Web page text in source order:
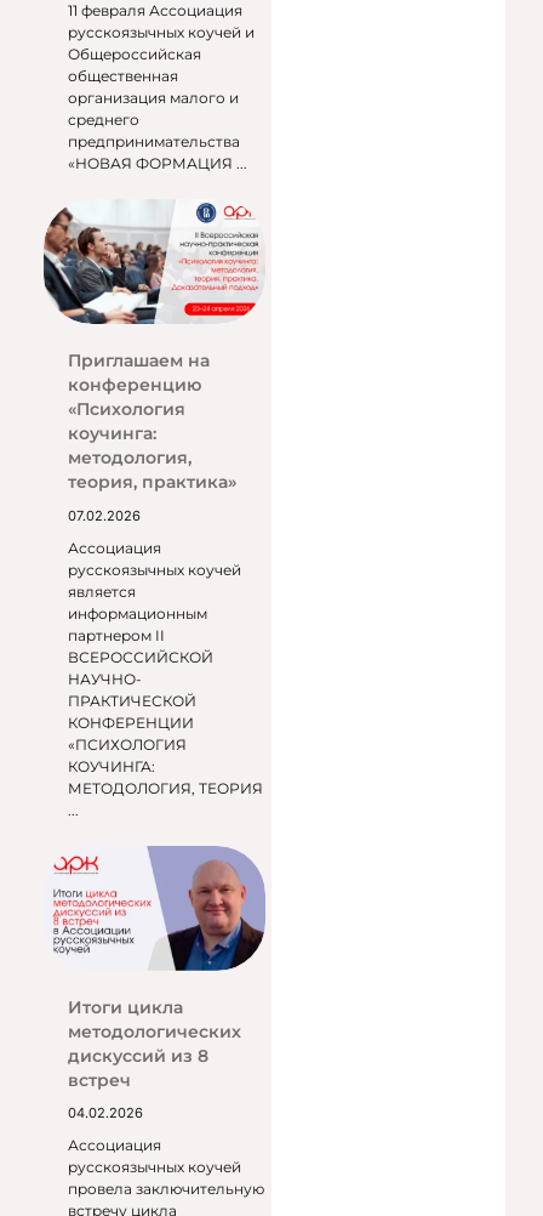
11 февраля Ассоциация
русскоязычных коучей и
Общероссийская
общественная
организация малого и
среднего
предпринимательства
«НОВАЯ ФОРМАЦИЯ ...
Приглашаем на
конференцию
«Психология
коучинга:
методология,
теория, практика»
07.02.2026
Ассоциация
русскоязычных коучей
является
информационным
партнером II
ВСЕРОССИЙСКОЙ
НАУЧНО-
ПРАКТИЧЕСКОЙ
КОНФЕРЕНЦИИ
«ПСИХОЛОГИЯ
КОУЧИНГА:
МЕТОДОЛОГИЯ, ТЕОРИЯ
...
Итоги цикла
методологических
дискуссий из 8
встреч
04.02.2026
Ассоциация
русскоязычных коучей
провела заключительную
встречу цикла